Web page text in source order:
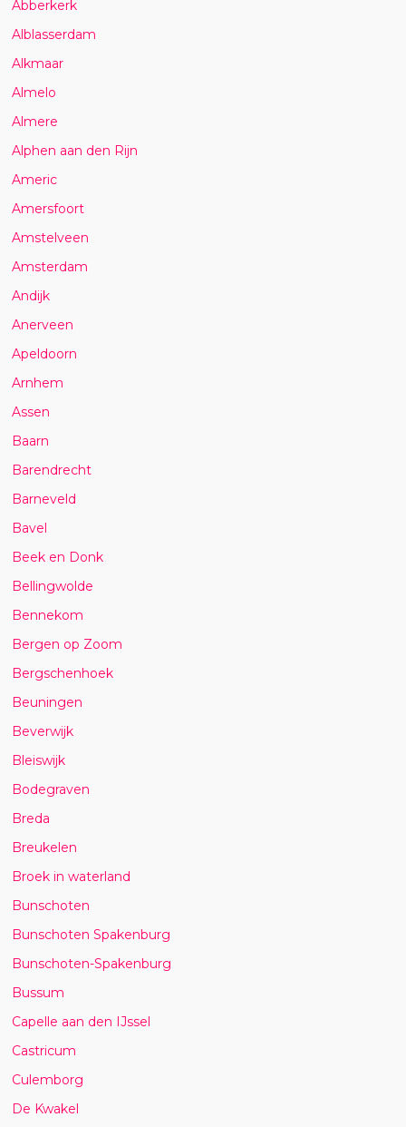
Abberkerk
Alblasserdam
Alkmaar
Almelo
Almere
Alphen aan den Rijn
Americ
Amersfoort
Amstelveen
Amsterdam
Andijk
Anerveen
Apeldoorn
Arnhem
Assen
Baarn
Barendrecht
Barneveld
Bavel
Beek en Donk
Bellingwolde
Bennekom
Bergen op Zoom
Bergschenhoek
Beuningen
Beverwijk
Bleiswijk
Bodegraven
Breda
Breukelen
Broek in waterland
Bunschoten
Bunschoten Spakenburg
Bunschoten-Spakenburg
Bussum
Capelle aan den IJssel
Castricum
Culemborg
De Kwakel